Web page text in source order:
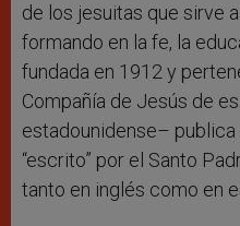
de los jesuitas que sirve
formando en la fe, la
fundada en 1912 y
Compañía de Jesús de
estadounidense–
“escrito” por el Santo
tanto en inglés como en